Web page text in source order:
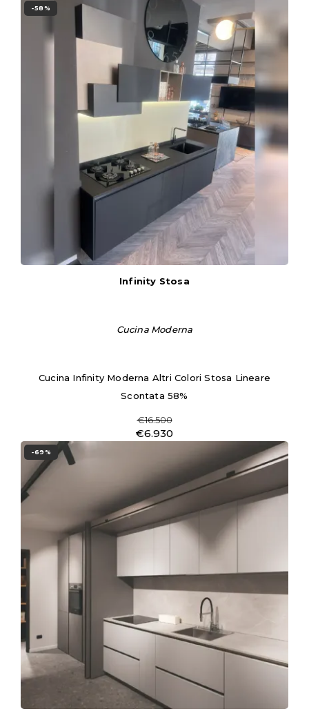
-58%
Infinity Stosa
Cucina Moderna
Cucina Infinity Moderna Altri Colori Stosa Lineare
Scontata 58%
€16.500
€6.930
-69%